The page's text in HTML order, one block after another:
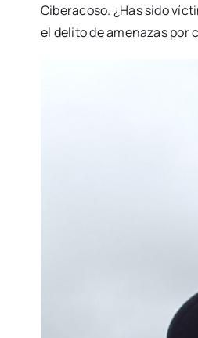
Ciberacoso. ¿Has sido
el delito de amenazas por